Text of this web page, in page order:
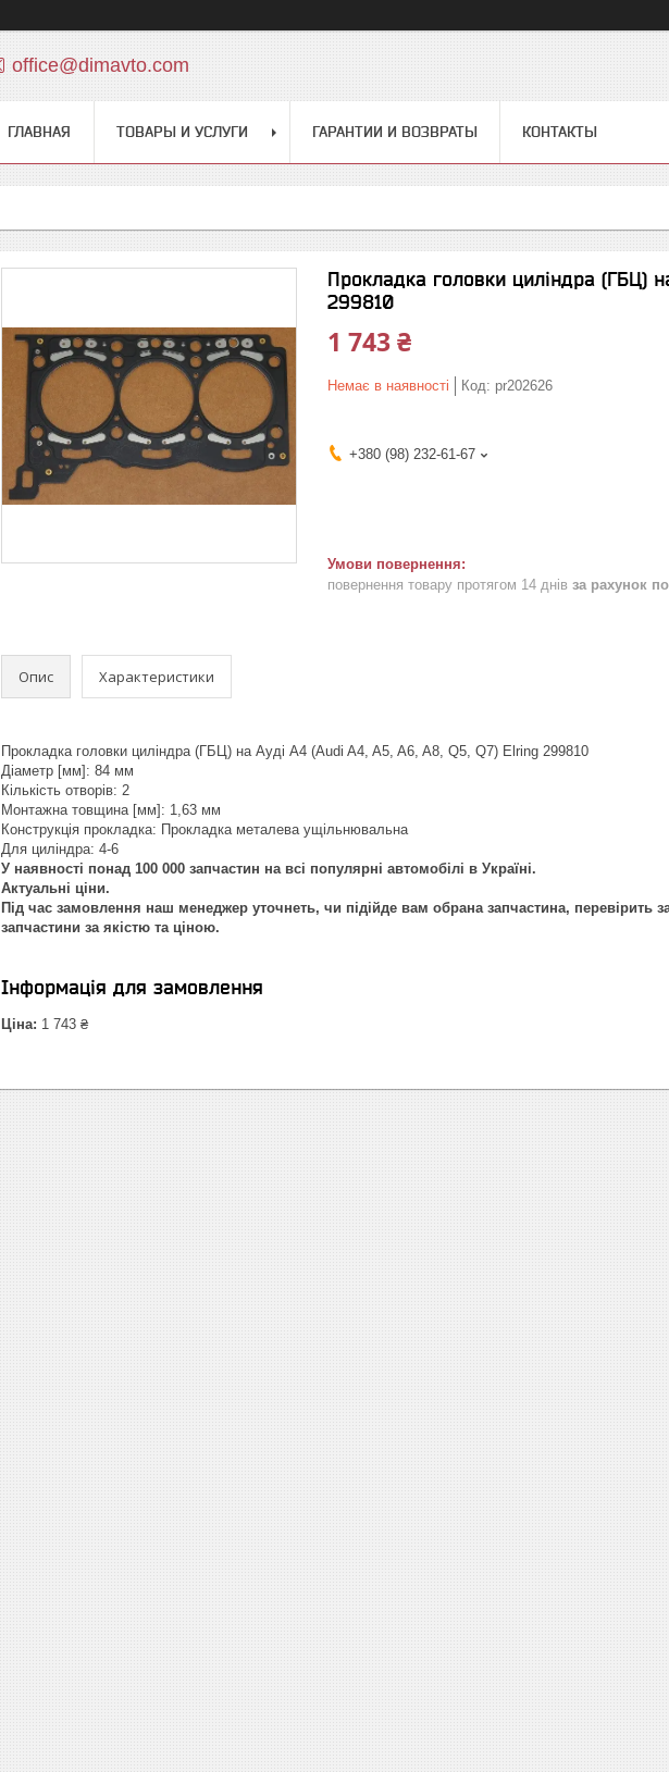
office@dimavto.com
ГЛАВНАЯ ТОВАРЫ И УСЛУГИ ГАРАНТИИ И ВОЗВРАТЫ КОНТАКТЫ
Прокладка головки циліндра (ГБЦ)
299810
1 743 ₴
Немає в наявності Код: pr202626
+380 (98) 232-61-67
повернення товару протягом 14 днів за рахунок
Опис Характеристики
Прокладка головки циліндра (ГБЦ) на Ауді A4 (Audi A4, A5, A6, A8, Q5, Q7) Elring 299810
Діаметр [мм]: 84 мм
Кількість отворів: 2
Монтажна товщина [мм]: 1,63 мм
Конструкція прокладка: Прокладка металева ущільнювальна
Для циліндра: 4-6
У наявності понад 100 000 запчастин на всі популярні автомобілі в Україні.
Актуальні ціни.
Під час замовлення наш менеджер уточнеть, чи підійде вам обрана запчастина, перевірить
запчастини за якістю та ціною.
Інформація для замовлення
Ціна: 1 743 ₴